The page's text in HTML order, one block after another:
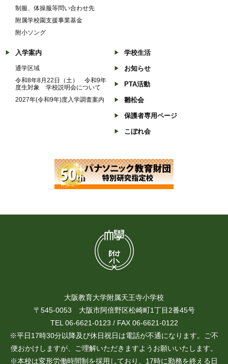
制服、体操服等問い合わせ先
附属学校園支援事業基金
附小ソング
入学案内
通学区域
令和8年8月22日（土） 令和9年
度生対象 学校説明会について
2027年(令和9年)度入学調査案内
学校生活
お知らせ
PTA活動
雛松会
保護者専用ページ
こぼれ会
大阪教育大学附属天王寺小学校
〒545-0053 大阪市阿倍野区松崎町1丁目2番45号
TEL 06-6621-0123 / FAX 06-6621-0122
※平日17時30分以降及び休日祝日は電話が不通になります。ご不
便おかけしますが、ご理解いただきますようお願いいたします。
※本校は変形労働時間制を採用しており、17時に勤務を終える日